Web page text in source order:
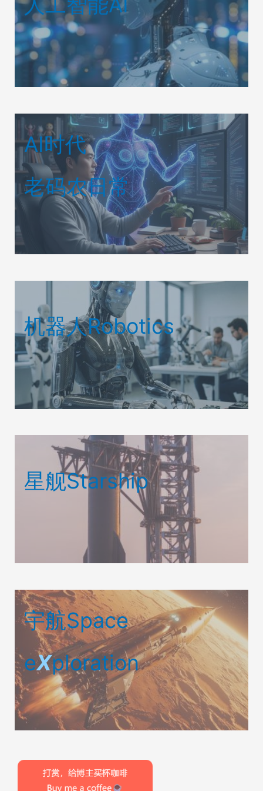
AI时代
老码农日常
机器人Robotics
星舰Starship
宇航Space
eXploration